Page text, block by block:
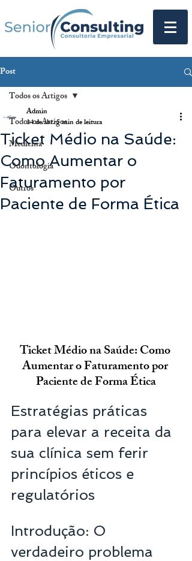
Post
Todos os Artigos
Medicina
Odontologia
Outros
Todos os Artigos
Ticket Médio na Saúde:
Como Aumentar o
Faturamento por
Paciente de Forma Ética
Admin
14 de abr.5 min de leitura
Ticket Médio na Saúde: Como
Aumentar o Faturamento por
Paciente de Forma Ética
Estratégias práticas
para elevar a receita da
sua clínica sem ferir
princípios éticos e
regulatórios
Introdução: O
verdadeiro problema